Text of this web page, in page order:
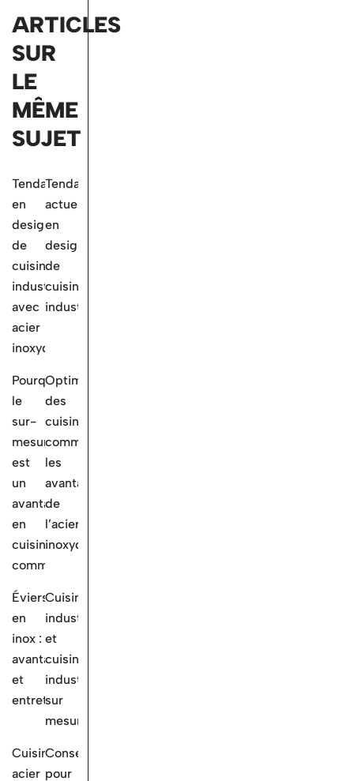
ARTICLES
SUR
LE
MÊME
SUJET
Tendances
en
design
de
cuisine
industrielle
avec
acier
inoxydable
Tendances
actuelles
en
design
de
cuisine
industrielle
Pourquoi
le
sur-
mesure
est
un
avantage
en
cuisine
commerciale
Optimisation
des
cuisines
commerciales:
les
avantages
de
l’acier
inoxydable
Éviers
en
inox :
avantages
et
entretien
Cuisine
industrielle
et
cuisines
industrielles
sur
mesure
Cuisine
acier
Conseils
pour